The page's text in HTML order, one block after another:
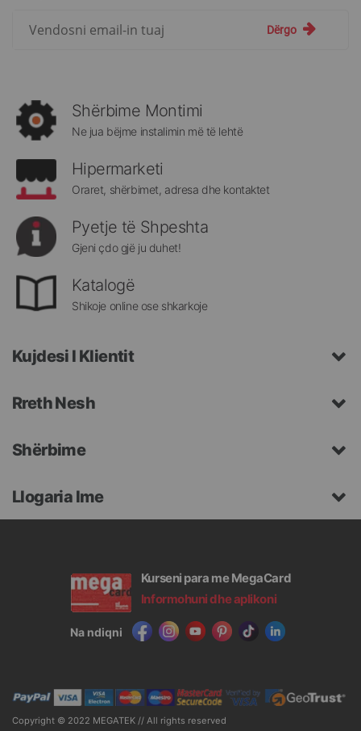
rreth
Megatek:
Dërgo
Shërbime Montimi
Ne jua bëjme instalimin më të lehtë
Hipermarketi
Oraret, shërbimet, adresa dhe kontaktet
Pyetje të Shpeshta
Gjeni çdo gjë ju duhet!
Katalogë
Shikoje online ose shkarkoje
Kujdesi I Klientit
Rreth Nesh
Shërbime
Llogaria Ime
Kurseni para me MegaCard
Informohuni dhe aplikoni
Na ndiqni
Copyright © 2022 MEGATEK // All rights reserved